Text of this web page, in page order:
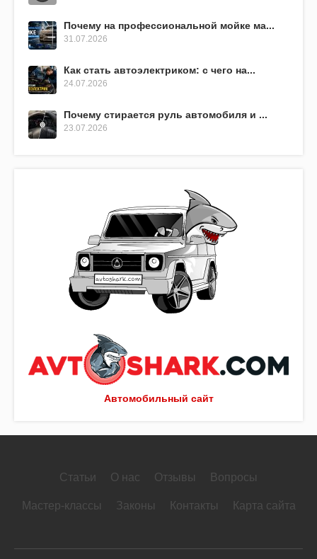
Автомобильный сайт
Почему на профессиональной мойке ма...
31.07.2026
Как стать автоэлектриком: с чего на...
24.07.2026
Почему стирается руль автомобиля и ...
23.07.2026
Статьи О нас Отзывы Вопросы
Мастер-классы Законы Контакты Карта сайта